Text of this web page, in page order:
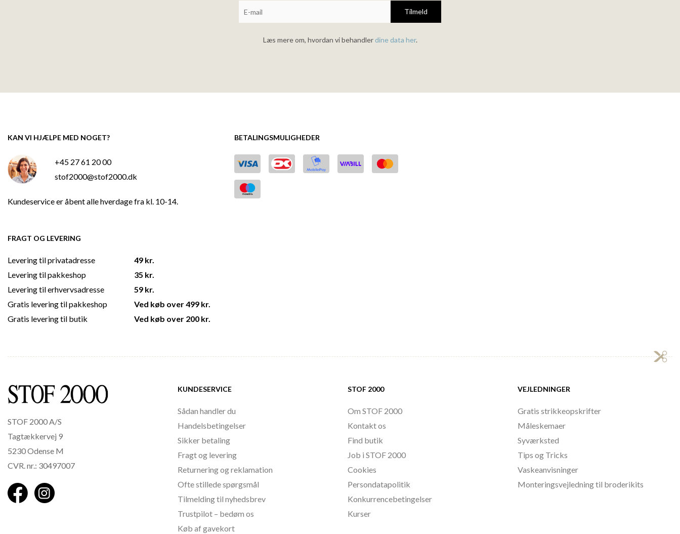
Tilmeld
Læs mere om, hvordan vi behandlerdine data her.
KAN VI HJÆLPE MED NOGET?
+45 27 61 20 00
stof2000@stof2000.dk
Kundeservice er åbent alle hverdage fra kl. 10-14.
BETALINGSMULIGHEDER
FRAGT OG LEVERING
Levering til privatadresse
Levering til pakkeshop
Levering til erhvervsadresse
Gratis levering til pakkeshop
Gratis levering til butik
49 kr.
35 kr.
59 kr.
Ved køb over 499 kr.
Ved køb over 200 kr.
STOF 2000 A/S
Tagtækkervej 9
5230 Odense M
CVR. nr.: 30497007
KUNDESERVICE
Sådan handler du
Handelsbetingelser
Sikker betaling
Fragt og levering
Returnering og reklamation
Ofte stillede spørgsmål
Tilmelding til nyhedsbrev
Trustpilot – bedøm os
Køb af gavekort
STOF 2000
Om STOF 2000
Kontakt os
Find butik
Job i STOF 2000
Cookies
Persondatapolitik
Konkurrencebetingelser
Kurser
VEJLEDNINGER
Gratis strikkeopskrifter
Måleskemaer
Syværksted
Tips og Tricks
Vaskeanvisninger
Monteringsvejledning til broderikits